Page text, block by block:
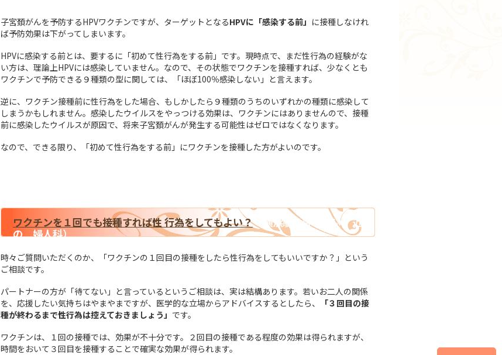
子宮頚がんを予防するHPVワクチンですが、ターゲットとなるHPVに「感染する前」 に接種しなけれ
ば予防効果は下がってしまいます。
HPVに感染する前とは、要するに「初めて性行為をする前」です。現時点で、まだ性行為の経験がな
い方は、理論上HPVには感染していません。なので、その状態でワクチンを接種すれば、少なくとも
ワクチンで予防できる９種類の型に関しては、「ほぼ100％感染しない」と言えます。
逆に、ワクチン接種前に性行為をした場合、もしかしたら９種類のうちのいずれかの種類に感染して
しまうかもしれません。感染したウイルスをやっつける効果は、ワクチンにはありませんので、接種
前に感染したウイルスが原因で、将来子宮頚がんが発生する可能性はゼロではなくなります。
なので、できる限り、「初めて性行為をする前」にワクチンを接種した方がよいのです。
ワクチンを１回でも接種すれば性 行為をしてもよい？（横浜駅 評判いい 近く
の 婦人科）
時々ご質問いただくのか、「ワクチンの１回目の接種をしたら性行為をしてもいいですか？」という
ご相談です。
パートナーの方が「待てない」と言っているというご相談は、実は結構あります。若いお二人の関係
を、応援したい気持ちはやまやまですが、医学的な立場からアドバイスするとしたら、
「３回目の接
種が終わるまで性行為は控えておきましょう」 です。
ワクチンは、１回の接種では、効果が不十分です。２回目の接種である程度の効果は得られますが、
時間をおいて３回目を接種することで確実な効果が得られます。